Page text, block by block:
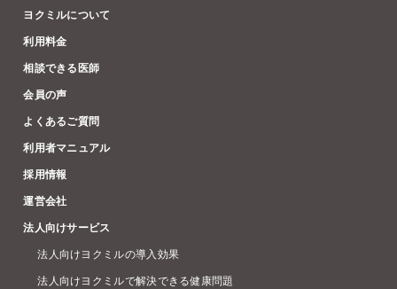
ヨクミルについて
利用料金
相談できる医師
会員の声
よくあるご質問
利用者マニュアル
採用情報
運営会社
法人向けサービス
法人向けヨクミルの導入効果
法人向けヨクミルで解決できる健康問題